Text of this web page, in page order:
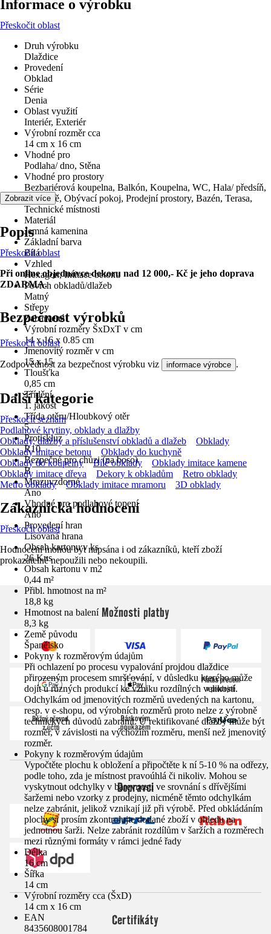
Informace o výrobku
Přeskočit oblast
Druh výrobku
Dlaždice
Provedení
Obklad
Série
Denia
Oblast využití
Interiér, Exteriér
Výrobní rozměr cca
14 cm x 16 cm
Vhodné pro
Podlaha/ dno, Stěna
Vhodné pro prostory
Bezbariérová koupelna, Balkón, Koupelna, WC, Hala/ předsíň,
Kuchyně, Obývací pokoj, Prodejní prostory, Bazén, Terasa,
Technické místnosti
Materiál
Jemná kamenina
Základní barva
Bílá
Vzhled
Hexagon, Imitace betonu
Povrch obkladů/dlažeb
Matný
Střepy
Zabarvená
Výrobní rozměry ŠxDxT v cm
14 x 16 x 0.85 cm
Jmenovitý rozměr v cm
15 x 15
Tloušťka
0,85 cm
Třídění
1. jakost
Třída otěru/Hloubkový otěr
5
Protiskluz
R10
Bezpečné pro chůzi (na boso)
B
Mrazuvzdorné
Ano
Vhodné pro podlahové topení
Ano
Provedení hran
Lisovaná hrana
Obsah kartonu v ks
26 Kus
Obsah kartonu v m2
0,44 m²
Přibl. hmotnost na m²
18,8 kg
Hmotnost na balení
8,3 kg
Země původu
Španělsko
Pokyny k rozměrovým údajům
Při ochlazení po procesu vypalování projdou dlaždice
přirozeným procesem smršťování, v důsledku kterého může
dojít u různých produkcí ke vzniku rozdílných velikostí.
Odchylkám od jmenovitých rozměrů uvedených na kartonu,
resp. v e-shopu, od výrobních rozměrů proto nelze z výrobně
technických důvodů zabránit. U rektifikované dlažby může být
rozměr, v závislosti na výchozím rozměru, menší než jmenovitý
rozměr.
Pokyny k rozměrovým údajům
Vypočtěte plochu k obložení a připočtěte k ní 5-10 % na odřezy,
podle toho, zda je místnost pravoúhlá či nikoliv. Mohou se
vyskytnout odchylky v barevnosti ve srovnání s dřívějšími
šaržemi nebo vzorky z prodejny, nicméně těmto odchylkám
nelze zabránit, jelikož vznikají již při výrobě. Před obkládáním
plochy si prosím zkontrolujte dodané zboží v ohledu na
jednotnou šarži. Nelze zabránit rozdílům v šaržích a rozměrech
mezi různými formáty v rámci jedné řady
Délka
16 cm
Šířka
14 cm
Výrobní rozměry cca (ŠxD)
14 cm x 16 cm
EAN
8435608001784
Zobrazit více
Popis
Přeskočit oblast
Při online objednávce dekoru nad 12 000,- Kč je jeho doprava
ZDARMA.
Bezpečnost výrobků
Přeskočit oblast
Zodpovědnost za bezpečnost výrobku viz informace výrobce .
Další kategorie
Přeskočit seznam
Podlahové krytiny, obklady a dlažby
Obklady, dlažby a příslušenství obkladů a dlažeb
Obklady
Obklady imitace betonu
Obklady do kuchyně
Obklady do koupelny
Bílé obklady
Obklady imitace kamene
Obklady imitace dřeva
Dekory k obkladům
Retro obklady
Metro obklady
Obklady imitace mramoru 3D obklady
Zákaznická hodnocení
Přeskočit oblast
Hodnocení mohou být napsána i od zákazníků, kteří zboží
prokazatelně nepoužili nebo nekoupili.
Možnosti platby
Dopravci
Certifikáty